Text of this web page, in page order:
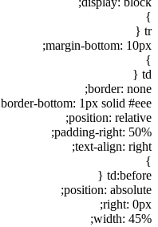
}
tr {
margin-bottom: 10px;
}
td {
border: none;
border-bottom: 1px solid #eee;
position: relative;
padding-right: 50%;
text-align: right;
}
td:before {
position: absolute;
right: 0px;
width: 45%;